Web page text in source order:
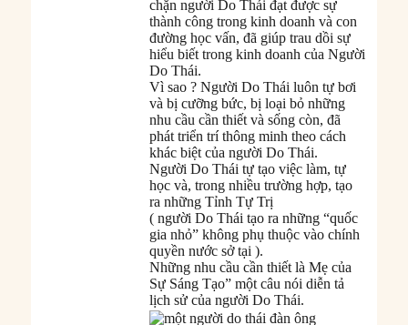
chặn người Do Thái đạt được sự
thành công trong kinh doanh và con
đường học vấn, đã giúp trau dồi sự
hiểu biết trong kinh doanh của Người
Do Thái.
Vì sao ? Người Do Thái luôn tự bơi
và bị cưỡng bức, bị loại bỏ những
nhu cầu cần thiết và sống còn, đã
phát triển trí thông minh theo cách
khác biệt của người Do Thái.
Người Do Thái tự tạo việc làm, tự
học và, trong nhiều trường hợp, tạo
ra những Tỉnh Tự Trị
( người Do Thái tạo ra những “quốc
gia nhỏ” không phụ thuộc vào chính
quyền nước sở tại ).
Những nhu cầu cần thiết là Mẹ của
Sự Sáng Tạo” một câu nói diễn tả
lịch sử của người Do Thái.